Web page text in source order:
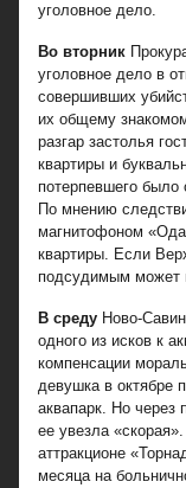
уголовное дело.
Во вторник
уголовное дело в
совершивших
их общему
разгар застолья
квартиры и
потерпевшего было
По мнению
магнитофоном
квартиры. Если
подсудимым может
В среду Ново-
одного из исков к
компенсации
девушка в октябре
аквапарк. Но через
ее увезла
аттракционе
месяца на